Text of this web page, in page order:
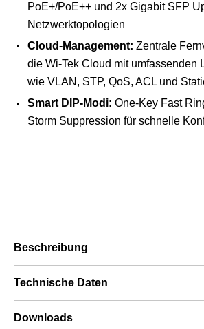
PoE+/PoE++ und 2x Gigabit SFP
Netzwerktopologien
Cloud-Management: Zentrale
die Wi-Tek Cloud mit umfassenden
wie VLAN, STP, QoS, ACL und
Smart DIP-Modi: One-Key Fast
Storm Suppression für schnelle
Beschreibung
Technische Daten
Downloads